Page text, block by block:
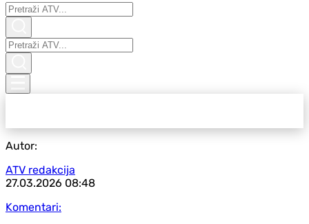
Autor:
ATV redakcija
27.03.2026 08:48
Komentari: